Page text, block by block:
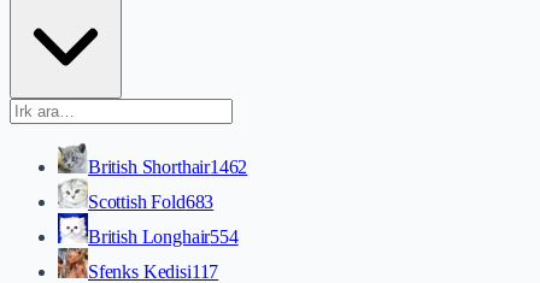
British Shorthair1462
Scottish Fold683
British Longhair554
Sfenks Kedisi117